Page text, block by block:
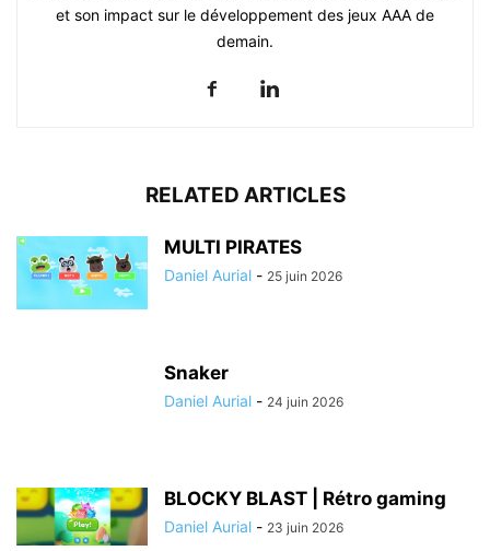
et son impact sur le développement des jeux AAA de
demain.
RELATED ARTICLES
MULTI PIRATES
Daniel Aurial - 25 juin 2026
Snaker
Daniel Aurial - 24 juin 2026
BLOCKY BLAST | Rétro gaming
Daniel Aurial - 23 juin 2026